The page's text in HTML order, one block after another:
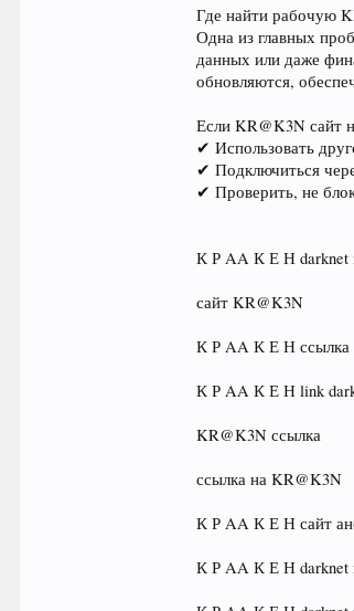
Где найти рабочую
Одна из главных
данных или даже
обновляются,
Если KR@K3N сайт
✔ Использовать
✔ Подключиться
✔ Проверить, не
К Р AA К Е Н darknet
сайт KR@K3N
К Р AA К Е Н ссылка
К Р AA К Е Н link
KR@K3N ссылка
ссылка на KR@K3N
К Р AA К Е Н сайт
К Р AA К Е Н darknet